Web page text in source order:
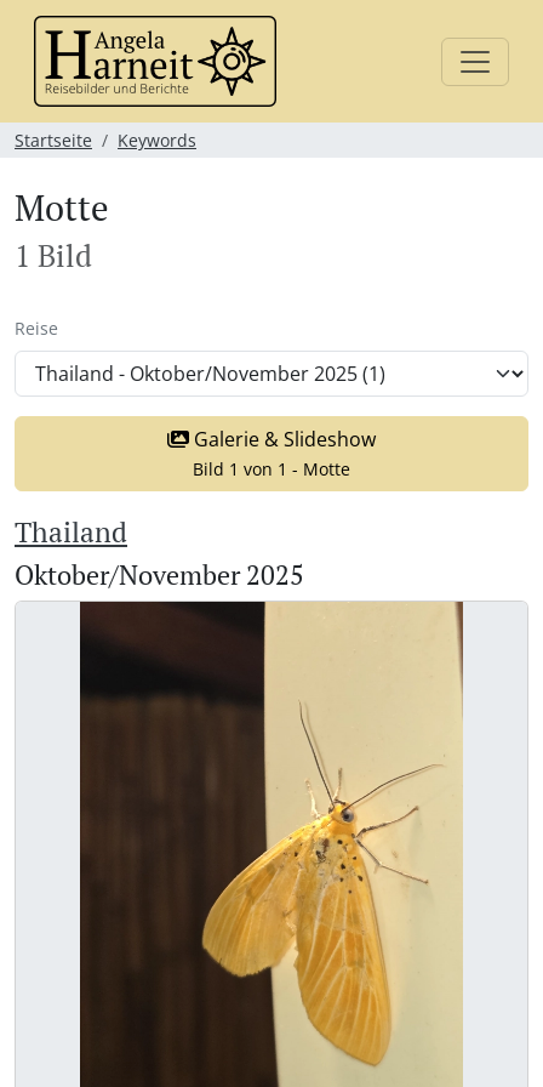
Startseite Keywords
Motte
1 Bild
Reise
Galerie & Slideshow
Bild 1 von 1 - Motte
Thailand
Oktober/November 2025